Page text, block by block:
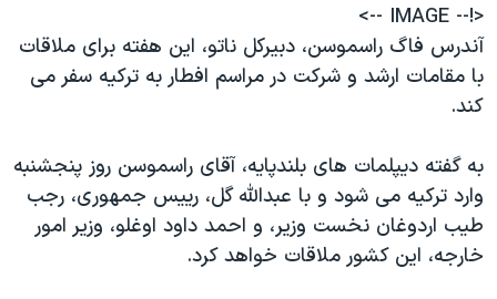
اصلی
جهش
به
جستجو
ورزشی
گزیده‌ها
ویدیوها
فرهنگ و زندگی
حقوق شهروندی
جام جهانی ۲۰۲۶
عملیات خشم حماسی
بایگانی برنامه‌های تلویزیونی
مستندها
انتخابات ریاست جمهوری آمریکا ۲۰۲۴
فرکانس‌های صدای آمریکا
پخش رادیویی
دنبال کنید
<!-- IMAGE -->
آندرس فاگ راسموسن، دبیرکل ناتو، این هفته برای ملاقات
با مقامات ارشد و شرکت در مراسم افطار به ترکیه سفر می
کند.
به گفته دیپلمات های بلندپایه، آقای راسموسن روز پنجشنبه
وارد ترکیه می شود و با عبدالله گل، رییس جمهوری، رجب
طیب اردوغان نخست وزیر، و احمد داود اوغلو، وزیر امور
خارجه، این کشور ملاقات خواهد کرد.